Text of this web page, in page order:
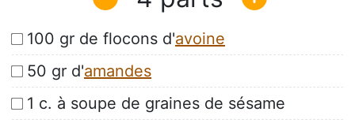
100 gr de flocons d'avoine
50 gr d'amandes
1 c. à soupe de graines de sésame